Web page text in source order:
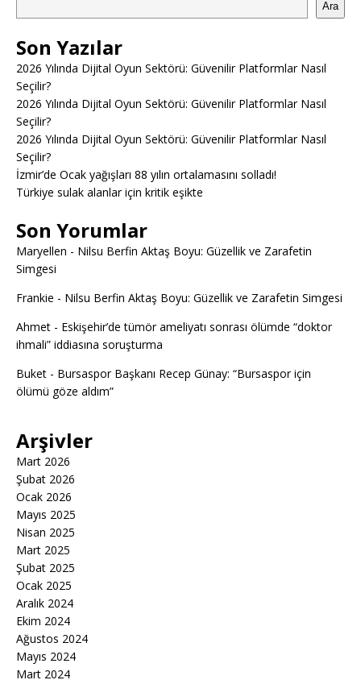
Ara
Son Yazılar
2026 Yılında Dijital Oyun Sektörü: Güvenilir Platformlar Nasıl
Seçilir?
2026 Yılında Dijital Oyun Sektörü: Güvenilir Platformlar Nasıl
Seçilir?
2026 Yılında Dijital Oyun Sektörü: Güvenilir Platformlar Nasıl
Seçilir?
İzmir’de Ocak yağışları 88 yılın ortalamasını solladı!
Türkiye sulak alanlar için kritik eşikte
Son Yorumlar
Maryellen - Nilsu Berfin Aktaş Boyu: Güzellik ve Zarafetin
Simgesi
Frankie - Nilsu Berfin Aktaş Boyu: Güzellik ve Zarafetin Simgesi
Ahmet - Eskişehir’de tümör ameliyatı sonrası ölümde “doktor
ihmali” iddiasına soruşturma
Buket - Bursaspor Başkanı Recep Günay: “Bursaspor için
ölümü göze aldım”
Arşivler
Mart 2026
Şubat 2026
Ocak 2026
Mayıs 2025
Nisan 2025
Mart 2025
Şubat 2025
Ocak 2025
Aralık 2024
Ekim 2024
Ağustos 2024
Mayıs 2024
Mart 2024